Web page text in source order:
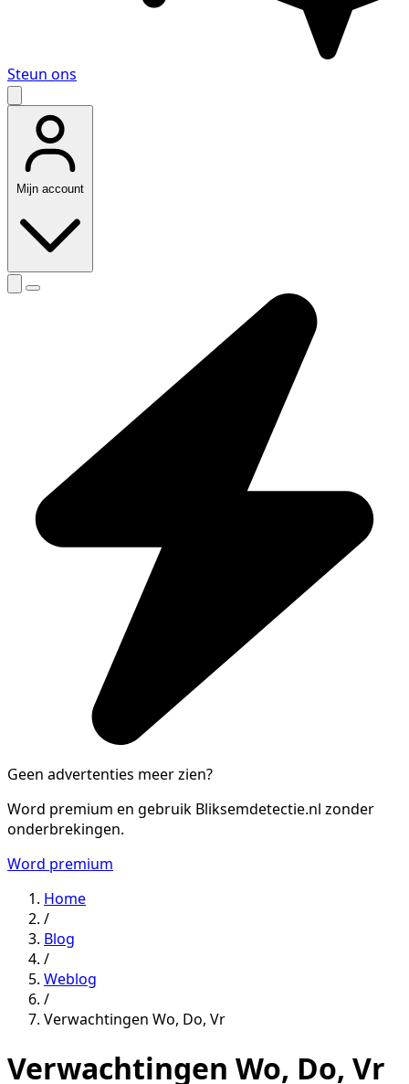
Steun ons
Mijn account
Geen advertenties meer zien?
Word premium en gebruik Bliksemdetectie.nl zonder
onderbrekingen.
Word premium
Home
/
Blog
/
Weblog
/
Verwachtingen Wo, Do, Vr
Verwachtingen Wo, Do, Vr